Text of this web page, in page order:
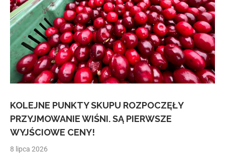
KOLEJNE PUNKTY SKUPU ROZPOCZĘŁY
PRZYJMOWANIE WIŚNI. SĄ PIERWSZE
WYJŚCIOWE CENY!
8 lipca 2026